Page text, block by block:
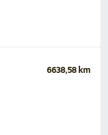
6638,58 km